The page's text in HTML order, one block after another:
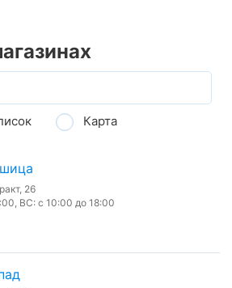
Карта
26
ВС: с 10:00 до 18:00